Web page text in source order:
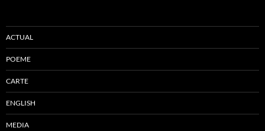
ACTUAL
POEME
CARTE
ENGLISH
MEDIA